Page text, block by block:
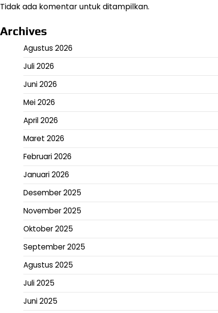
Tidak ada komentar untuk ditampilkan.
Archives
Agustus 2026
Juli 2026
Juni 2026
Mei 2026
April 2026
Maret 2026
Februari 2026
Januari 2026
Desember 2025
November 2025
Oktober 2025
September 2025
Agustus 2025
Juli 2025
Juni 2025